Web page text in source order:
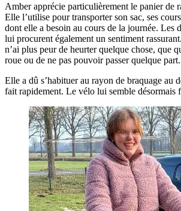
Amber apprécie particulièrement le panier de
Elle l’utilise pour transporter son sac, ses
dont elle a besoin au cours de la journée. Les
lui procurent également un sentiment
n’ai plus peur de heurter quelque chose, que
roue ou de ne pas pouvoir passer quelque
Elle a dû s’habituer au rayon de braquage au
fait rapidement. Le vélo lui semble désormais